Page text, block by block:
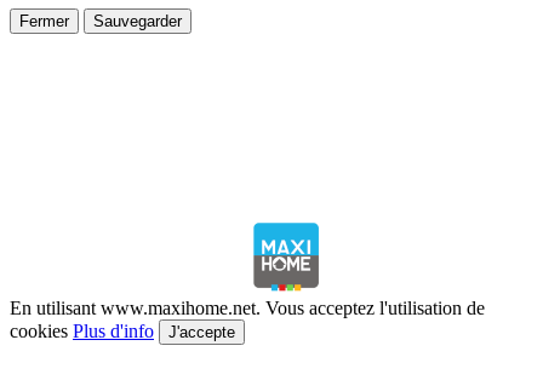
Fermer Sauvegarder
En utilisant www.maxihome.net. Vous acceptez l'utilisation de
cookies Plus d'info J'accepte